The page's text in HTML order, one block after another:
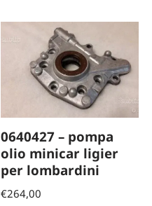
0640427 – pompa
olio minicar ligier
per lombardini
€264,00